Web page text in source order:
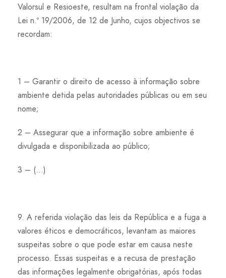
Valorsul e Resioeste, resultam na frontal violação da
Lei n.º 19/2006, de 12 de Junho, cujos objectivos se
recordam:
1 – Garantir o direito de acesso à informação sobre
ambiente detida pelas autoridades públicas ou em seu
nome;
2 – Assegurar que a informação sobre ambiente é
divulgada e disponibilizada ao público;
3 – (…)
9. A referida violação das leis da República e a fuga a
valores éticos e democráticos, levantam as maiores
suspeitas sobre o que pode estar em causa neste
processo. Essas suspeitas e a recusa de prestação
das informações legalmente obrigatórias, após todas